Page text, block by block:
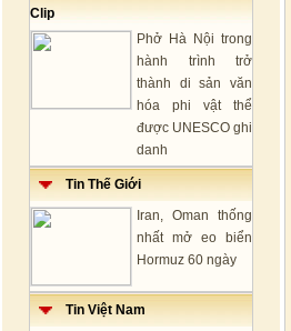
Clip
Phở Hà Nội trong
hành trình trở
thành di sản văn
hóa phi vật thể
được UNESCO ghi
danh
Tin Thế Giới
Iran, Oman thống
nhất mở eo biển
Hormuz 60 ngày
Tin Việt Nam